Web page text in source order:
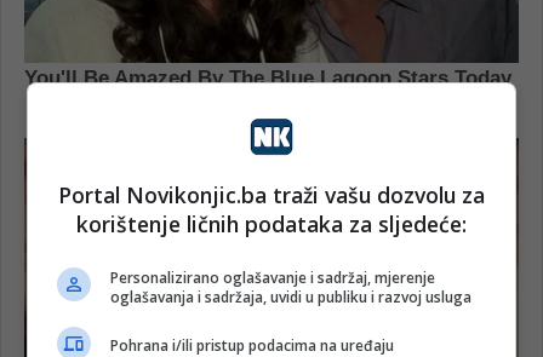
Portal Novikonjic.ba traži vašu dozvolu za
korištenje ličnih podataka za sljedeće:
Personalizirano oglašavanje i sadržaj, mjerenje
oglašavanja i sadržaja, uvidi u publiku i razvoj usluga
Pohrana i/ili pristup podacima na uređaju